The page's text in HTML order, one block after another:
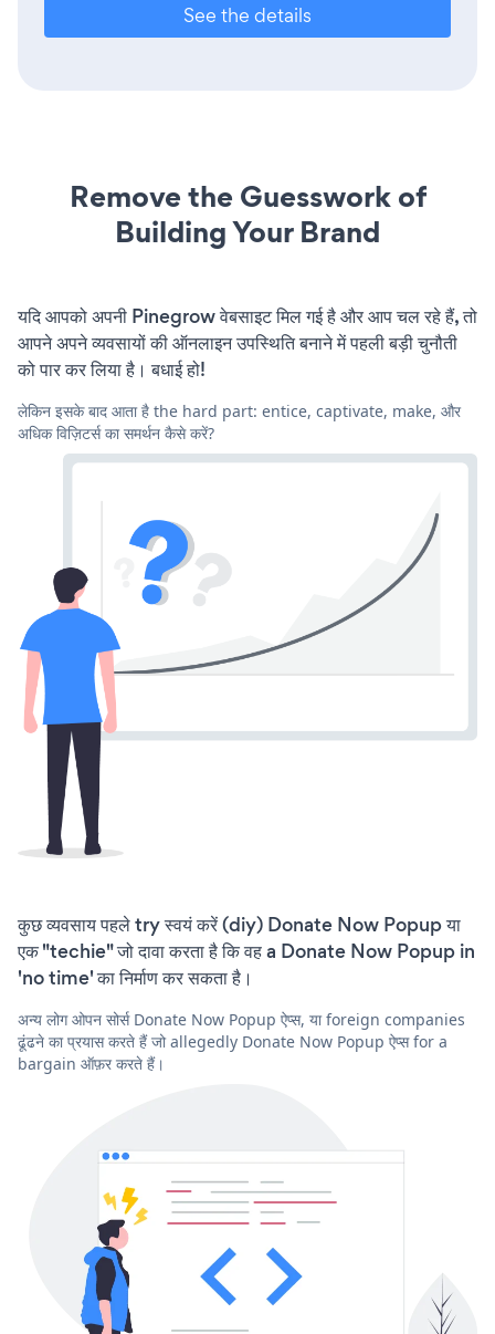
See the details
Remove the Guesswork of
Building Your Brand
यदि आपको अपनी Pinegrow वेबसाइट मिल गई है और आप चल रहे हैं, तो
आपने अपने व्यवसायों की ऑनलाइन उपस्थिति बनाने में पहली बड़ी चुनौती
को पार कर लिया है। बधाई हो!
लेकिन इसके बाद आता है the hard part: entice, captivate, make, और
अधिक विज़िटर्स का समर्थन कैसे करें?
कुछ व्यवसाय पहले try स्वयं करें (diy) Donate Now Popup या
एक "techie" जो दावा करता है कि वह a Donate Now Popup in
'no time' का निर्माण कर सकता है।
अन्य लोग ओपन सोर्स Donate Now Popup ऐप्स, या foreign companies
ढूंढने का प्रयास करते हैं जो allegedly Donate Now Popup ऐप्स for a
bargain ऑफ़र करते हैं।